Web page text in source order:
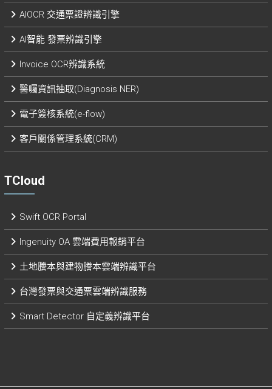
AIOCR 交通票證辨識引擎
AI智能 發票辨識引擎​
Invoice OCR辨識系統
醫囑資訊抽取(Diagnosis NER)
電子簽核系統(e-flow)
客戶關係管理系統(CRM)
TCloud
Swift OCR Portal
Ingenuity OA 雲端費用報銷平台
土地謄本與建物謄本雲端辨識平台
台灣發票與交通票雲端辨識服務
Smart Detector 自定義辨識平台​